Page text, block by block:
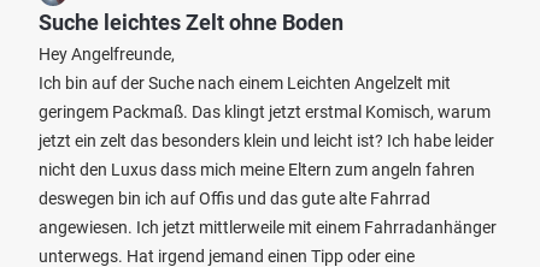
Suche leichtes Zelt ohne Boden
Hey Angelfreunde,
Ich bin auf der Suche nach einem Leichten Angelzelt mit
geringem Packmaß. Das klingt jetzt erstmal Komisch, warum
jetzt ein zelt das besonders klein und leicht ist? Ich habe leider
nicht den Luxus dass mich meine Eltern zum angeln fahren
deswegen bin ich auf Offis und das gute alte Fahrrad
angewiesen. Ich jetzt mittlerweile mit einem Fahrradanhänger
unterwegs. Hat irgend jemand einen Tipp oder eine